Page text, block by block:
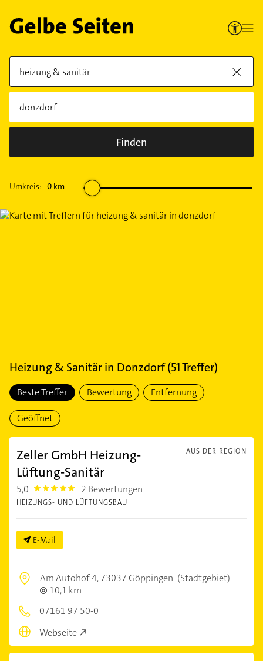
Finden
Umkreis: 0 km
Heizung & Sanitärin Donzdorf(51Treffer)
Beste Treffer Bewertung Entfernung
Geöffnet
AUS DER REGION
Zeller GmbH Heizung-
Lüftung-Sanitär
5,0 5.0 2 Bewertungen
HEIZUNGS- UND LÜFTUNGSBAU
E-Mail
Am Autohof 4,73037 Göppingen (Stadtgebiet)
10,1 km
07161 97 50-0
Webseite